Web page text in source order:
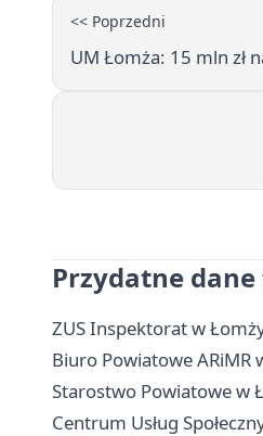
<< Poprzedni
UM Łomża: 15 mln zł
Przydatne
ZUS Inspektorat w
Biuro Powiatowe ARiMR
Starostwo Powiatowe w
Centrum Usług